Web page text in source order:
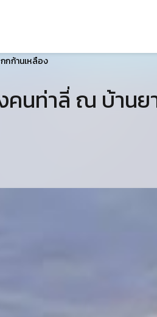
กก้านเหลือง
คนท่าลี่ ณ บ้านย